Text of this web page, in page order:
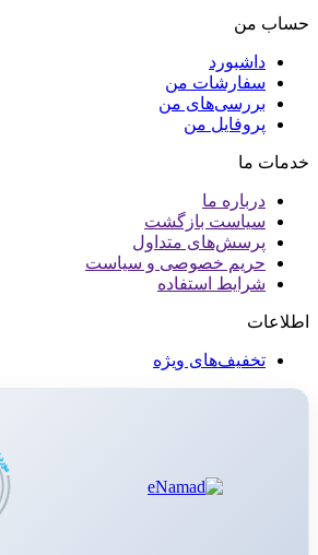
حساب من
داشبورد
سفارشات من
بررسی‌های من
پروفایل من
خدمات ما
درباره ما
سیاست بازگشت
پرسش‌های متداول
حریم خصوصی و سیاست
شرایط استفاده
اطلاعات
تخفیف‌های ویژه